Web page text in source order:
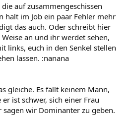
auf zusammengeschissen
halt im Job ein paar Fehler mehr
das auch. Oder schreibt hier
an und ihr werdet sehen,
links, euch in den Senkel stellen
lassen. :nanana
gleiche. Es fällt keinem Mann,
ist schwer, sich einer Frau
wir Dominanter zu geben.